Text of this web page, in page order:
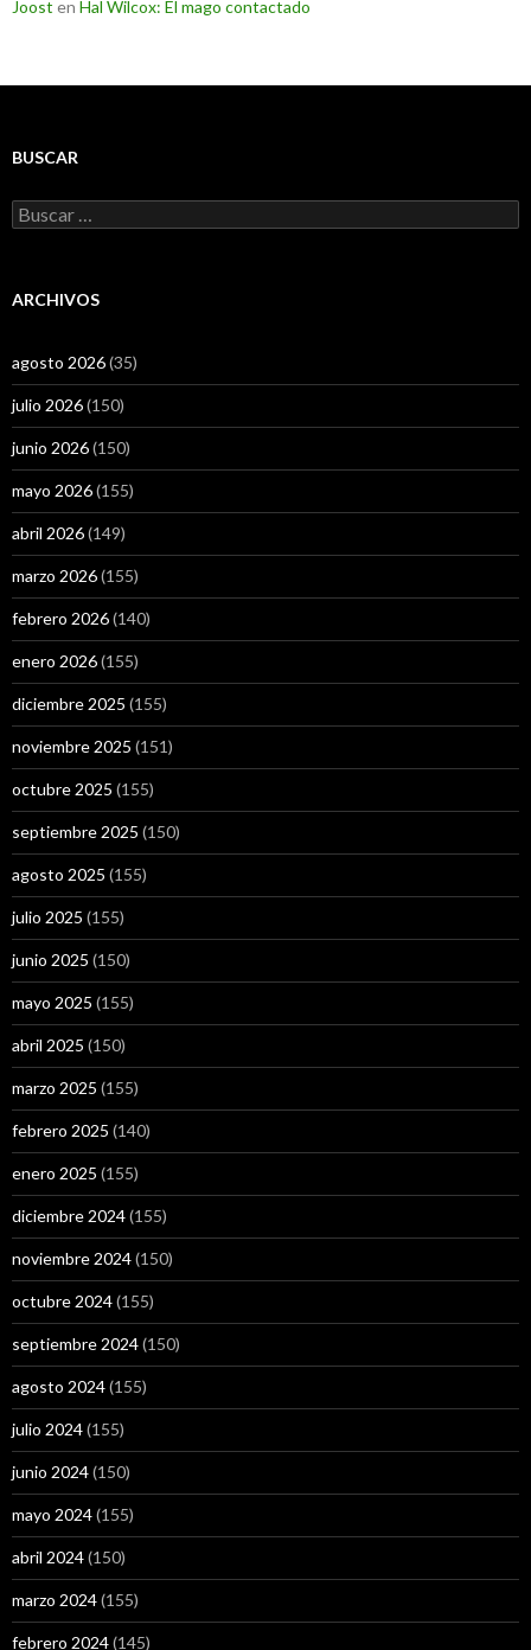
Joost en Hal Wilcox: El mago contactado
BUSCAR
Buscar:
ARCHIVOS
agosto 2026(35)
julio 2026(150)
junio 2026(150)
mayo 2026(155)
abril 2026(149)
marzo 2026(155)
febrero 2026(140)
enero 2026(155)
diciembre 2025 (155)
noviembre 2025 (151)
octubre 2025 (155)
septiembre 2025 (150)
agosto 2025 (155)
julio 2025 (155)
junio 2025 (150)
mayo 2025 (155)
abril 2025 (150)
marzo 2025 (155)
febrero 2025 (140)
enero 2025 (155)
diciembre 2024(155)
noviembre 2024(150)
octubre 2024(155)
septiembre 2024(150)
agosto 2024(155)
julio 2024(155)
junio 2024(150)
mayo 2024(155)
abril 2024(150)
marzo 2024(155)
febrero 2024(145)